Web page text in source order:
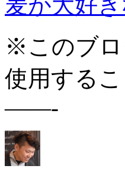
※このブロ
使用する
——-